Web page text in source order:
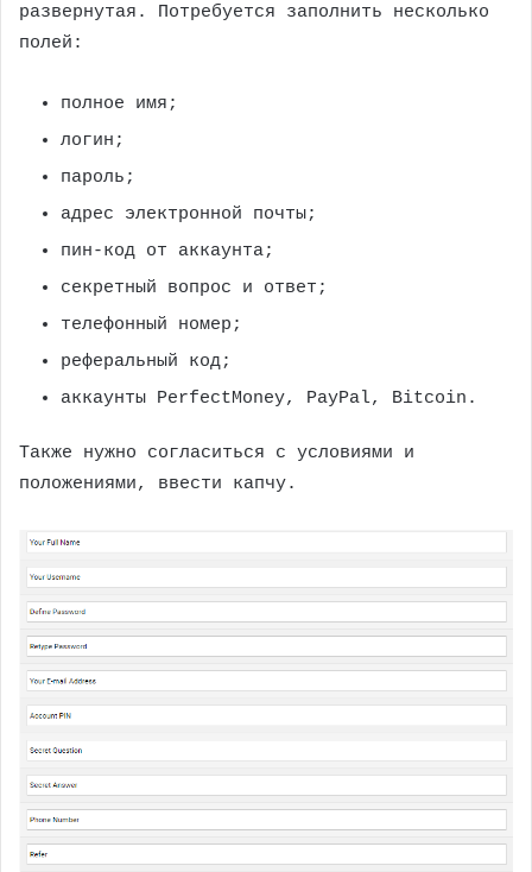
развернутая. Потребуется заполнить несколько
полей:
полное имя;
логин;
пароль;
адрес электронной почты;
пин-код от аккаунта;
секретный вопрос и ответ;
телефонный номер;
реферальный код;
аккаунты PerfectMoney, PayPal, Bitcoin.
Также нужно согласиться с условиями и
положениями, ввести капчу.